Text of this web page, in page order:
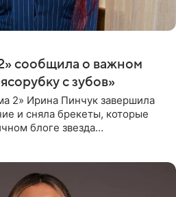
сообщила о важном
с зубов»
2» Ирина Пинчук завершила
и сняла брекеты, которые
блоге звезда